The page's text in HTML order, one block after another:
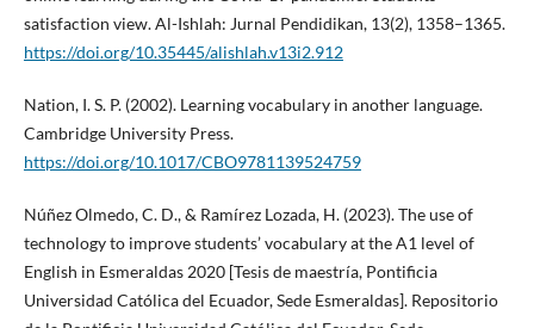
satisfaction view. Al-Ishlah: Jurnal Pendidikan, 13(2), 1358–1365.
https://doi.org/10.35445/alishlah.v13i2.912
Nation, I. S. P. (2002). Learning vocabulary in another language.
Cambridge University Press.
https://doi.org/10.1017/CBO9781139524759
Núñez Olmedo, C. D., & Ramírez Lozada, H. (2023). The use of
technology to improve students’ vocabulary at the A1 level of
English in Esmeraldas 2020 [Tesis de maestría, Pontificia
Universidad Católica del Ecuador, Sede Esmeraldas]. Repositorio